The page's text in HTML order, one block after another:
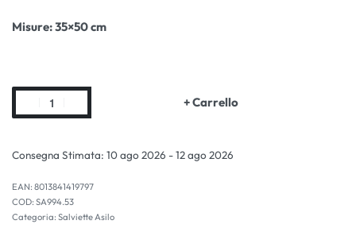
Misure: 35×50 cm
+ Carrello
Consegna Stimata: 10 ago 2026 - 12 ago 2026
EAN: 8013841419797
SA994.53
Categoria: Salviette Asilo